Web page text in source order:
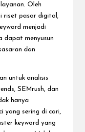
Oleh
riset pasar digital,
menjadi
dapat menyusun
dan
untuk analisis
SEMrush, dan
hanya
yang sering di cari,
keyword yang